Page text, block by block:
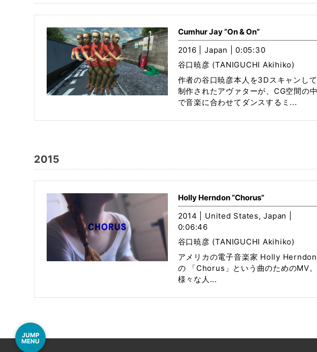
Cumhur Jay ”On & On”
2016 | Japan | 0:05:30
谷口暁彦 (TANIGUCHI Akihiko)
作者の谷口暁彦本人を3Dスキャンして
制作されたアヴァターが、CG空間の中
で音楽に合わせてダンスするミ...
2015
Holly Herndon “Chorus”
2014 | United States, Japan |
0:06:46
谷口暁彦 (TANIGUCHI Akihiko)
アメリカの電子音楽家 Holly Herndon
の 「Chorus」という曲のためのMV。
様々な人...
JUMP
MENU